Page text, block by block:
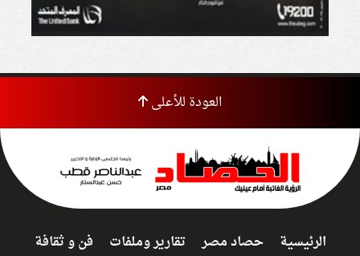
العودة للأعلى
الرئيسية حصاد مصر تقارير وملفات
فن و ثقافة